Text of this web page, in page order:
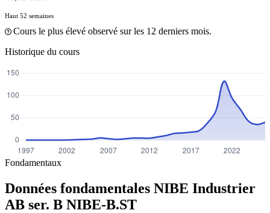
Haut 52 semaines
Cours le plus élevé observé sur les 12 derniers mois.
Historique du cours
Fondamentaux
Données fondamentales NIBE Industrier
AB ser. B NIBE-B.ST